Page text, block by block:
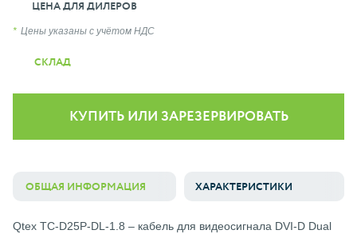
ЦЕНА ДЛЯ ДИЛЕРОВ
Цены указаны с учётом НДС
СКЛАД
КУПИТЬ ИЛИ ЗАРЕЗЕРВИРОВАТЬ
ОБЩАЯ ИНФОРМАЦИЯ ХАРАКТЕРИСТИКИ
Qtex TC-D25P-DL-1.8 – кабель для видеосигнала DVI-D Dual